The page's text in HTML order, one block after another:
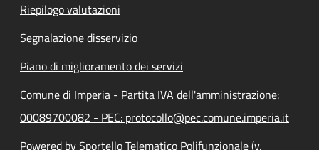
Riepilogo valutazioni
Segnalazione disservizio
Piano di miglioramento dei servizi
Comune di Imperia - Partita IVA dell'amministrazione:
00089700082 - PEC: protocollo@pec.comune.imperia.it
Powered by Sportello Telematico Polifunzionale (v.